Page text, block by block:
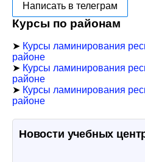
Написать в телеграм
Курсы по районам
➤ Курсы ламинирования
районе
➤ Курсы ламинирования
районе
➤ Курсы ламинирования
районе
Новости учебных